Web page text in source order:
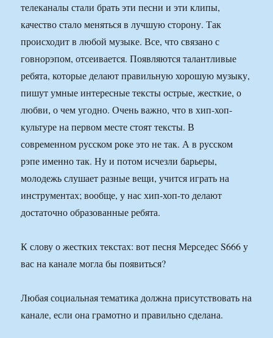
телеканалы стали брать эти песни и эти клипы,
качество стало меняться в лучшую сторону. Так
происходит в любой музыке. Все, что связано с
говнорэпом, отсеивается. Появляются талантливые
ребята, которые делают правильную хорошую музыку,
пишут умные интересные тексты острые, жесткие, о
любви, о чем угодно. Очень важно, что в хип-хоп-
культуре на первом месте стоят тексты. В
современном русском роке это не так. А в русском
рэпе именно так. Ну и потом исчезли барьеры,
молодежь слушает разные вещи, учится играть на
инструментах; вообще, у нас хип-хоп-то делают
достаточно образованные ребята.
К слову о жестких текстах: вот песня Мерседес S666 у
вас на канале могла бы появиться?
Любая социальная тематика должна присутствовать на
канале, если она грамотно и правильно сделана.